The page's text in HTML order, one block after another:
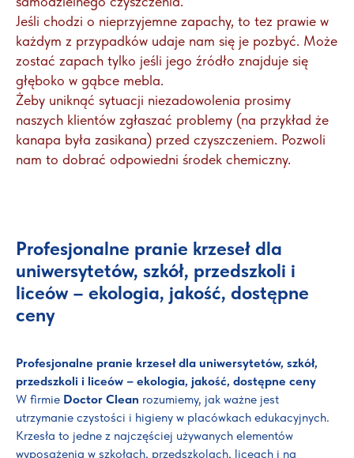
Jeśli chodzi o nieprzyjemne zapachy, to tez prawie w
każdym z przypadków udaje nam się je pozbyć. Może
zostać zapach tylko jeśli jego źródło znajduje się
głęboko w gąbce mebla.
Żeby uniknąć sytuacji niezadowolenia prosimy
naszych klientów zgłaszać problemy (na przykład że
kanapa była zasikana) przed czyszczeniem. Pozwoli
nam to dobrać odpowiedni środek chemiczny.
Profesjonalne pranie krzeseł dla
uniwersytetów, szkół, przedszkoli i
liceów – ekologia, jakość, dostępne
ceny
Profesjonalne pranie krzeseł dla uniwersytetów, szkół,
przedszkoli i liceów – ekologia, jakość, dostępne ceny
W firmie Doctor Clean rozumiemy, jak ważne jest
utrzymanie czystości i higieny w placówkach edukacyjnych.
Krzesła to jedne z najczęściej używanych elementów
wyposażenia w szkołach, przedszkolach, liceach i na